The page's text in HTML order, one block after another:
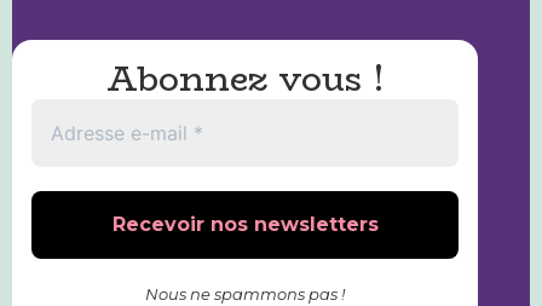
Abonnez vous !
Nous ne spammons pas !